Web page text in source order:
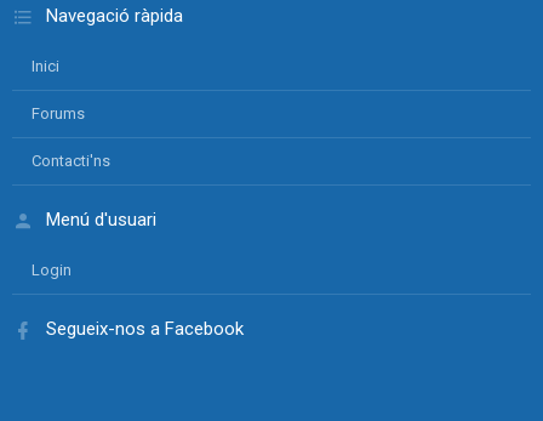
Navegació ràpida
Inici
Forums
Contacti'ns
Menú d'usuari
Login
Segueix-nos a Facebook